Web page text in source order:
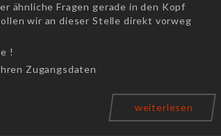
ähnliche Fragen gerade in den Kopf
wir an dieser Stelle direkt vorweg
!
Zugangsdaten
weiterlesen